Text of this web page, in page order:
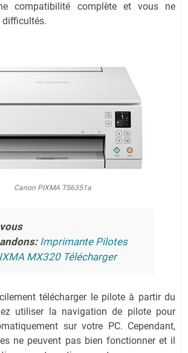
compatibilité complète et vous ne
difficultés.
Canon PIXMA TS6351a
Imprimante Pilotes
MX320 Télécharger
télécharger le pilote à partir du
utiliser la navigation de pilote pour
sur votre PC. Cependant,
ne peuvent pas bien fonctionner et il